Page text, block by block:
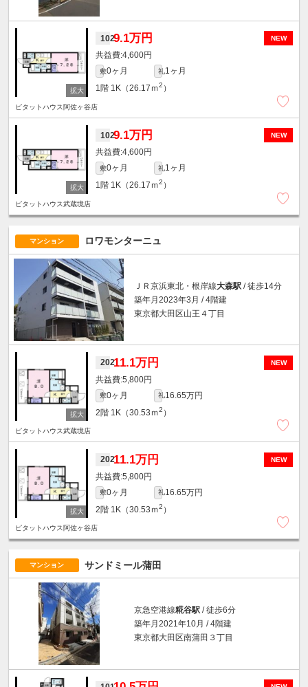
NEW
1029.1万円
4,600円
敷0ヶ月 礼1ヶ月
1階 1K（26.17ｍ2 ）
ピタットハウス阿佐ヶ谷店
NEW
1029.1万円
4,600円
敷0ヶ月 礼1ヶ月
1階 1K（26.17ｍ2 ）
ピタットハウス武蔵境店
マンション ロワモンターニュ
ＪＲ京浜東北・根岸線大森駅 / 徒歩14分
築年月2023年3月 / 4階建
東京都大田区山王４丁目
NEW
20211.1万円
5,800円
敷0ヶ月 礼16.65万円
2階 1K（30.53ｍ2 ）
ピタットハウス武蔵境店
NEW
20211.1万円
5,800円
敷0ヶ月 礼16.65万円
2階 1K（30.53ｍ2 ）
ピタットハウス阿佐ヶ谷店
マンション サンドミール蒲田
京急空港線糀谷駅 / 徒歩6分
築年月2021年10月 / 4階建
東京都大田区南蒲田３丁目